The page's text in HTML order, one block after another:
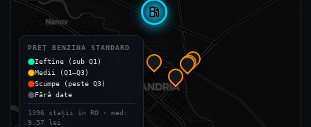
local_gas_station
PREȚ BENZINA STANDARD
Ieftine (sub Q1)
Medii (Q1–Q3)
Scumpe (peste Q3)
Fără date
1396 stații în RO · med:
9.57 lei